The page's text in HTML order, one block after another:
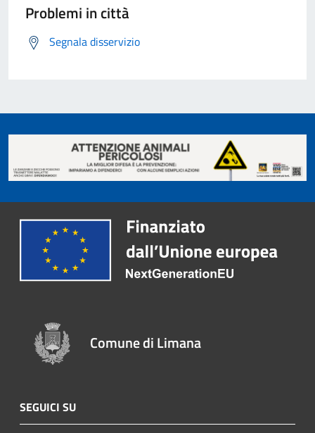
Problemi in città
Segnala disservizio
Comune di Limana
SEGUICI SU